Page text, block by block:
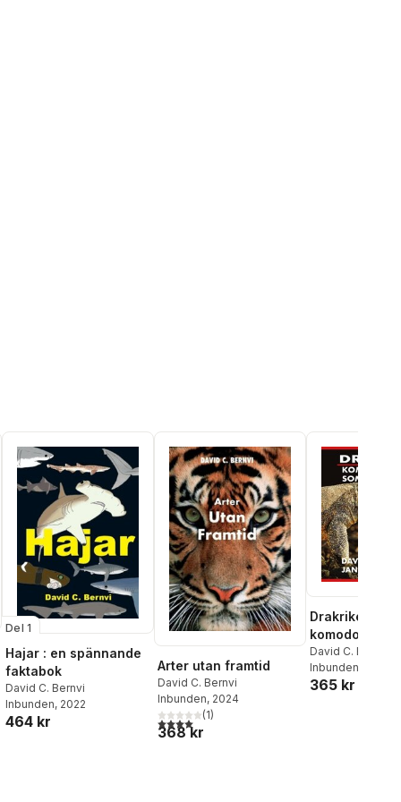
Del 1
Hajar : en spännande
faktabok
David C. Bernvi
Inbunden, 2022
464 kr
Arter utan framtid
David C. Bernvi
Inbunden, 2024
4,0utav 5 stjärnor. Totalt antal röster:
(1)
368 kr
Drakriket :
toppredator
David C. Bernvi
Fleischmann
Inbunden
365 kr